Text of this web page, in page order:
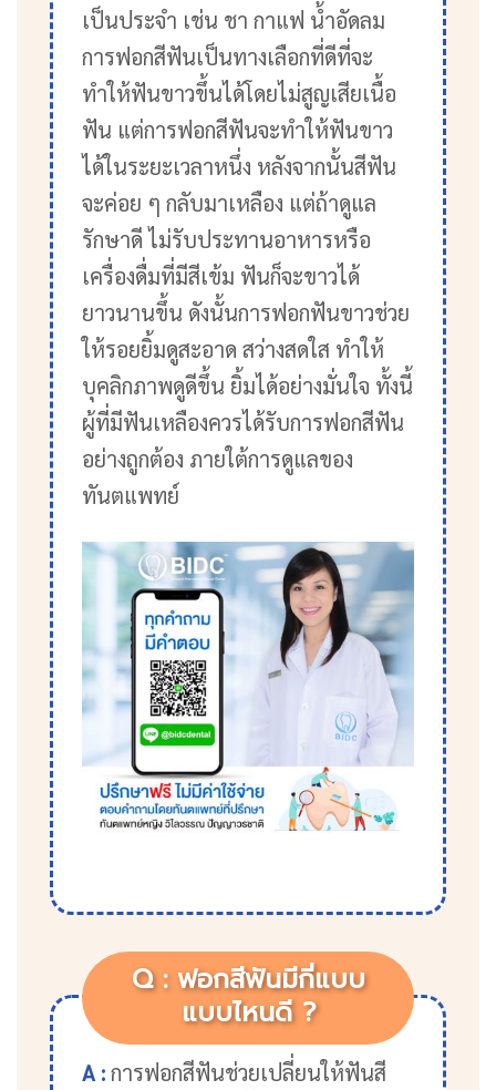
เป็นประจำ เช่น ชา กาแฟ น้ำอัดลม
การฟอกสีฟันเป็นทางเลือกที่ดีที่จะ
ทำให้ฟันขาวขึ้นได้โดยไม่สูญเสียเนื้อ
ฟัน แต่การฟอกสีฟันจะทำให้ฟันขาว
ได้ในระยะเวลาหนึ่ง หลังจากนั้นสีฟัน
จะค่อย ๆ กลับมาเหลือง แต่ถ้าดูแล
รักษาดี ไม่รับประทานอาหารหรือ
เครื่องดื่มที่มีสีเข้ม ฟันก็จะขาวได้
ยาวนานขึ้น ดังนั้นการฟอกฟันขาวช่วย
ให้รอยยิ้มดูสะอาด สว่างสดใส ทำให้
บุคลิกภาพดูดีขึ้น ยิ้มได้อย่างมั่นใจ ทั้งนี้
ผู้ที่มีฟันเหลืองควรได้รับการฟอกสีฟัน
อย่างถูกต้อง ภายใต้การดูแลของ
ทันตแพทย์
Q : ฟอกสีฟันมีกี่แบบ
แบบไหนดี ?
A :การฟอกสีฟันช่วยเปลี่ยนให้ฟันสี